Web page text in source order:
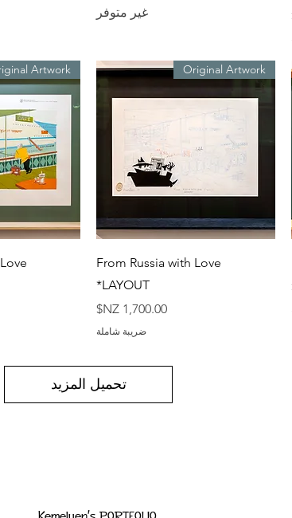
غير متوفر
العرض السريع
Original Artwork
From Russia with Love
*LAYOUT
السعر
ضريبة شاملة
Artwork
تحميل المزيد